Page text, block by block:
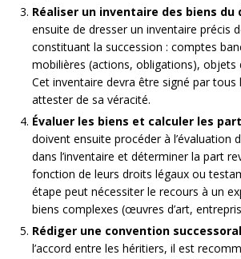
Réaliser un inventaire des biens du
ensuite de dresser un inventaire précis
constituant la succession : comptes
mobilières (actions, obligations), objets
Cet inventaire devra être signé par tous
attester de sa véracité.
Évaluer les biens et calculer les
doivent ensuite procéder à l’évaluation
dans l’inventaire et déterminer la part
fonction de leurs droits légaux ou
étape peut nécessiter le recours à un
biens complexes (œuvres d’art,
Rédiger une convention
l’accord entre les héritiers, il est